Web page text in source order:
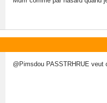
@Pimsdou PASSTRHRUE